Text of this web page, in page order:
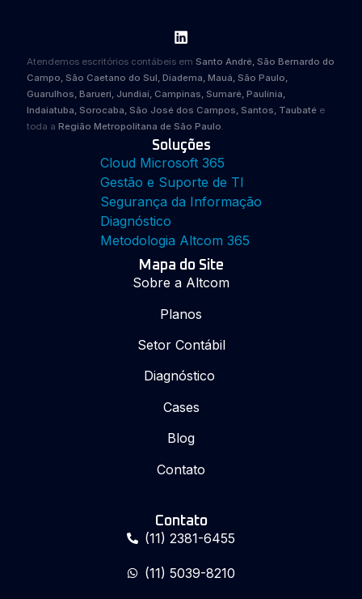
Atendemos escritórios contábeis em Santo André, São Bernardo do
Campo, São Caetano do Sul, Diadema, Mauá, São Paulo,
Guarulhos, Barueri, Jundiaí, Campinas, Sumaré, Paulínia,
Indaiatuba, Sorocaba, São José dos Campos, Santos, Taubaté e
toda a Região Metropolitana de São Paulo.
Soluções
Cloud Microsoft 365
Gestão e Suporte de TI
Segurança da Informação
Diagnóstico
Metodologia Altcom 365
Mapa do Site
Sobre a Altcom
Planos
Setor Contábil
Diagnóstico
Cases
Blog
Contato
Contato
(11) 2381-6455
(11) 5039-8210